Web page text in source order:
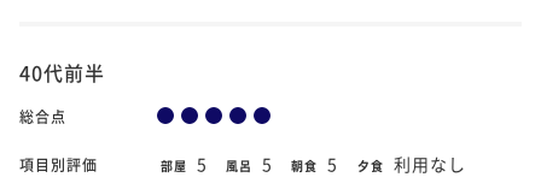
40代前半
総合点
項目別評価 部屋 5 風呂 5 朝食 5 夕食 利用なし